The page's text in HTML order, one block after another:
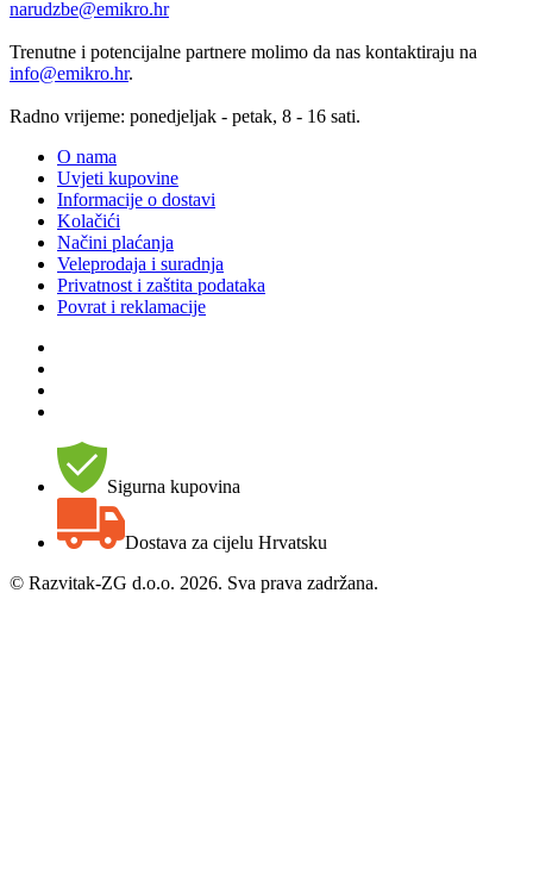
narudzbe@emikro.hr
Trenutne i potencijalne partnere molimo da nas kontaktiraju na
info@emikro.hr.
Radno vrijeme: ponedjeljak - petak, 8 - 16 sati.
O nama
Uvjeti kupovine
Informacije o dostavi
Kolačići
Načini plaćanja
Veleprodaja i suradnja
Privatnost i zaštita podataka
Povrat i reklamacije
Sigurna kupovina
Dostava za cijelu Hrvatsku
© Razvitak-ZG d.o.o. 2026. Sva prava zadržana.